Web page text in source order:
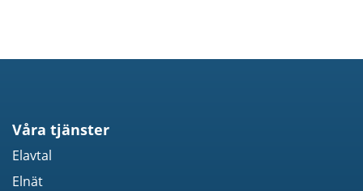
Våra tjänster
Elavtal
Elnät